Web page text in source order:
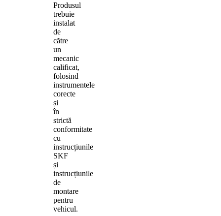
Produsul
trebuie
instalat
de
către
un
mecanic
calificat,
folosind
instrumentele
corecte
și
în
strictă
conformitate
cu
instrucțiunile
SKF
și
instrucțiunile
de
montare
pentru
vehicul.